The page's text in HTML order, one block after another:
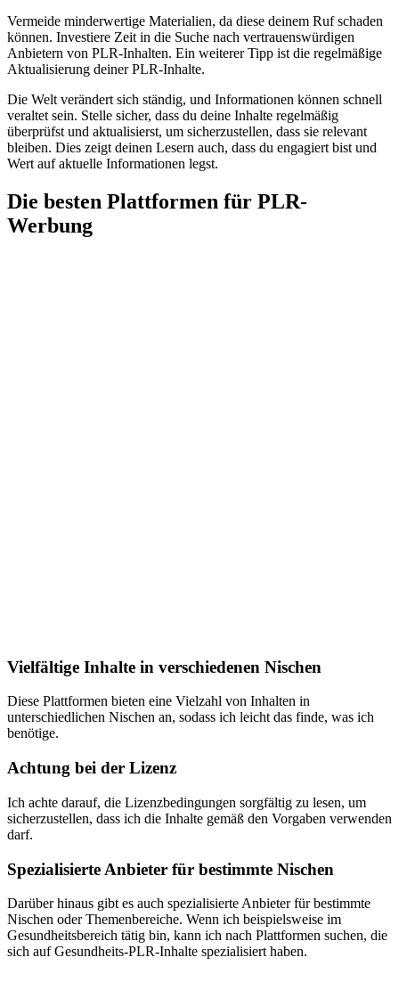
Vermeide minderwertige Materialien, da diese deinem Ruf schaden
können. Investiere Zeit in die Suche nach vertrauenswürdigen
Anbietern von PLR-Inhalten. Ein weiterer Tipp ist die regelmäßige
Aktualisierung deiner PLR-Inhalte.
Die Welt verändert sich ständig, und Informationen können schnell
veraltet sein. Stelle sicher, dass du deine Inhalte regelmäßig
überprüfst und aktualisierst, um sicherzustellen, dass sie relevant
bleiben. Dies zeigt deinen Lesern auch, dass du engagiert bist und
Wert auf aktuelle Informationen legst.
Die besten Plattformen für PLR-
Werbung
Vielfältige Inhalte in verschiedenen Nischen
Diese Plattformen bieten eine Vielzahl von Inhalten in
unterschiedlichen Nischen an, sodass ich leicht das finde, was ich
benötige.
Achtung bei der Lizenz
Ich achte darauf, die Lizenzbedingungen sorgfältig zu lesen, um
sicherzustellen, dass ich die Inhalte gemäß den Vorgaben verwenden
darf.
Spezialisierte Anbieter für bestimmte Nischen
Darüber hinaus gibt es auch spezialisierte Anbieter für bestimmte
Nischen oder Themenbereiche. Wenn ich beispielsweise im
Gesundheitsbereich tätig bin, kann ich nach Plattformen suchen, die
sich auf Gesundheits-PLR-Inhalte spezialisiert haben.